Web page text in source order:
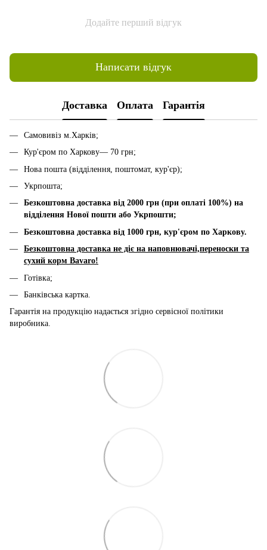
Додайте перший відгук
Написати відгук
Доставка Оплата Гарантія
Самовивіз м.Харків;
Кур'єром по Харкову— 70 грн;
Нова пошта (відділення, поштомат, кур'єр);
Укрпошта;
Безкоштовна доставка від 2000 грн (при оплаті 100%) на
відділення Нової пошти або Укрпошти;
Безкоштовна доставка від 1000 грн, кур'єром по Харкову.
Безкоштовна доставка не діє на наповнювачі,переноски та
сухий корм Bavaro!
Готівка;
Банківська картка.
Гарантія на продукцію надається згідно сервісної політики
виробника.